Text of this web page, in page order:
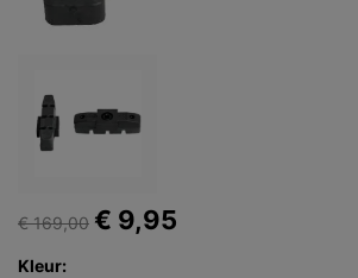
€ 169,00 € 9,95
Kleur: